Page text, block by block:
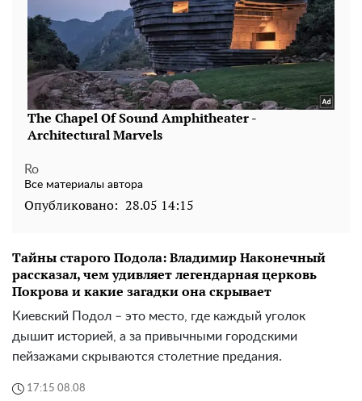
Ro
Все материалы автора
Опубликовано: 28.05 14:15
Тайны старого Подола: Владимир Наконечный
рассказал, чем удивляет легендарная церковь
Покрова и какие загадки она скрывает
Киевский Подол – это место, где каждый уголок
дышит историей, а за привычными городскими
пейзажами скрываются столетние предания.
17:15 08.08